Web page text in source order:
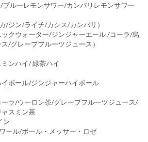
ブルーレモンサワー/カンパリレモンサワー
/ジン/ライチ/カシス/カンパリ）
クウォーター/ジンジャーエール /コーラ/烏
/グレープフルーツジュース）
ンハイ/ 緑茶ハイ
ボール/ジンジャーハイボール
ラ/ウーロン茶/グレープフルーツジュース/
スミン茶
ン
ール/ポール・メッサー・ロゼ